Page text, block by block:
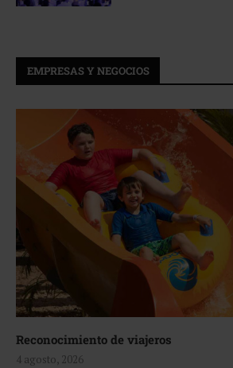
EMPRESAS Y NEGOCIOS
Reconocimiento de viajeros
4 agosto, 2026